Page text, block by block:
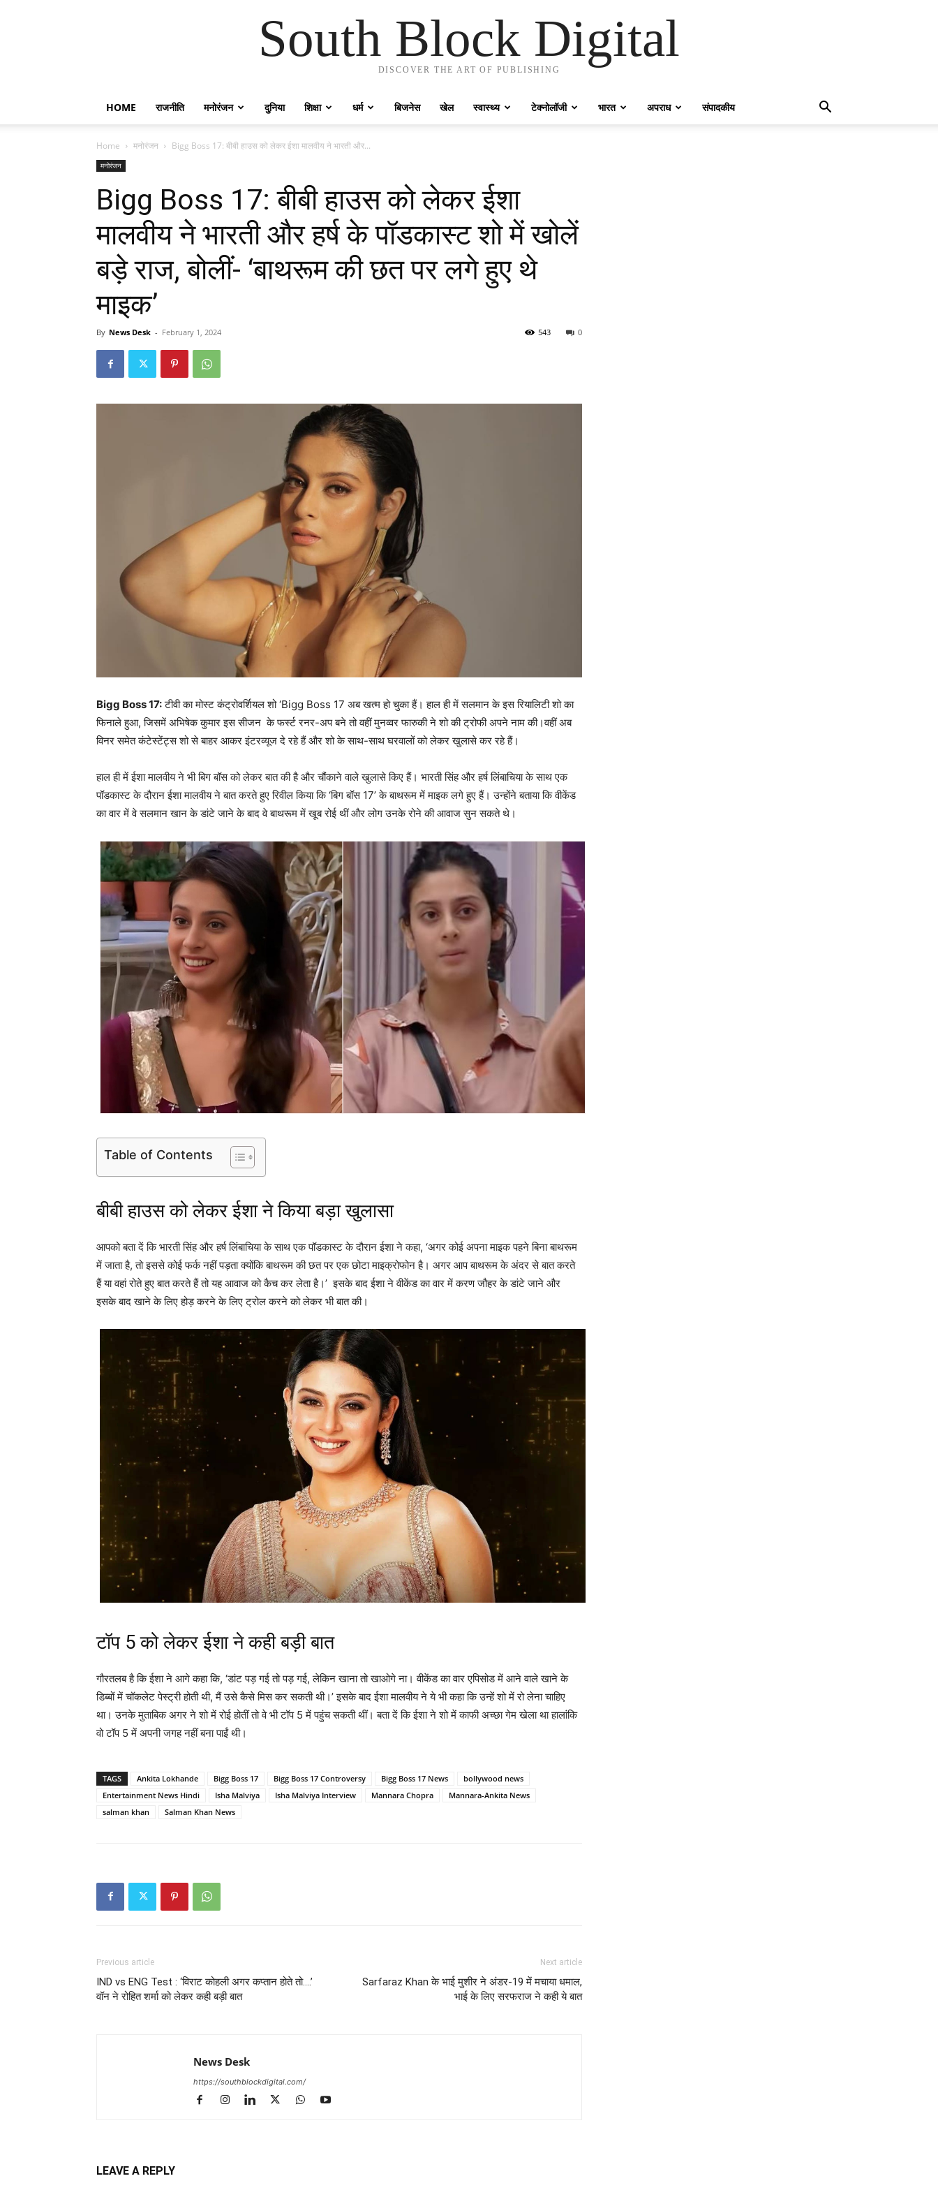
South Block Digital
DISCOVER THE ART OF PUBLISHING
HOME राजनीति मनोरंजन दुनिया शिक्षा धर्म बिजनेस खेल स्वास्थ्य टेक्नोलॉजी भारत अपराध संपादकीय
Home मनोरंजन Bigg Boss 17: बीबी हाउस को लेकर ईशा मालवीय ने भारती और...
मनोरंजन
Bigg Boss 17: बीबी हाउस को लेकर ईशा
मालवीय ने भारती और हर्ष के पॉडकास्ट शो में खोलें
बड़े राज, बोलीं- ‘बाथरूम की छत पर लगे हुए थे
माइक’
By News Desk - February 1, 2024 0
543
Bigg Boss 17:टीवी का मोस्ट कंट्रोवर्शियल शो ‘Bigg Boss 17 अब खत्म हो चुका हैं। हाल ही में सलमान के इस रियालिटी शो का
फिनाले हुआ, जिसमें अभिषेक कुमार इस सीजन के फर्स्ट रनर-अप बने तो वहीं मुनव्वर फारुकी ने शो की ट्रोफी अपने नाम की।वहीं अब
विनर समेत कंटेस्टेंट्स शो से बाहर आकर इंटरव्यूज दे रहे हैं और शो के साथ-साथ घरवालों को लेकर खुलासे कर रहे हैं।
हाल ही में ईशा मालवीय ने भी बिग बॉस को लेकर बात की है और चौंकाने वाले खुलासे किए हैं। भारती सिंह और हर्ष लिंबाचिया के साथ एक
पॉडकास्ट के दौरान ईशा मालवीय ने बात करते हुए रिवील किया कि ‘बिग बॉस 17’ के बाथरूम में माइक लगे हुए हैं। उन्होंने बताया कि वीकेंड
का वार में वे सलमान खान के डांटे जाने के बाद वे बाथरूम में खूब रोई थीं और लोग उनके रोने की आवाज सुन सकते थे।
Table of Contents
बीबी हाउस को लेकर ईशा ने किया बड़ा खुलासा
आपको बता दें कि भारती सिंह और हर्ष लिंबाचिया के साथ एक पॉडकास्ट के दौरान ईशा ने कहा, ‘अगर कोई अपना माइक पहने बिना बाथरूम
में जाता है, तो इससे कोई फर्क नहीं पड़ता क्योंकि बाथरूम की छत पर एक छोटा माइक्रोफोन है। अगर आप बाथरूम के अंदर से बात करते
हैं या वहां रोते हुए बात करते हैं तो यह आवाज को कैच कर लेता है।’ इसके बाद ईशा ने वीकेंड का वार में करण जौहर के डांटे जाने और
इसके बाद खाने के लिए होड़ करने के लिए ट्रोल करने को लेकर भी बात की।
टॉप 5 को लेकर ईशा ने कही बड़ी बात
गौरतलब है कि ईशा ने आगे कहा कि, ‘डांट पड़ गई तो पड़ गई, लेकिन खाना तो खाओगे ना। वीकेंड का वार एपिसोड में आने वाले खाने के
डिब्बों में चॉकलेट पेस्ट्री होती थी, मैं उसे कैसे मिस कर सकती थी।’ इसके बाद ईशा मालवीय ने ये भी कहा कि उन्हें शो में रो लेना चाहिए
था। उनके मुताबिक अगर ने शो में रोई होतीं तो वे भी टॉप 5 में पहुंच सकती थीं। बता दें कि ईशा ने शो में काफी अच्छा गेम खेला था हालांकि
वो टॉप 5 में अपनी जगह नहीं बना पाईं थी।
TAGS Ankita Lokhande Bigg Boss 17 Bigg Boss 17 Controversy Bigg Boss 17 News
bollywood news
Entertainment News Hindi
Isha Malviya Isha Malviya Interview Mannara Chopra
Mannara-Ankita News
salman khan
Salman Khan News
Previous article
IND vs ENG Test : ‘विराट कोहली अगर कप्तान होते तो….’
वॉन ने रोहित शर्मा को लेकर कही बड़ी बात
Next article
Sarfaraz Khan के भाई मुशीर ने अंडर-19 में मचाया धमाल,
भाई के लिए सरफराज ने कही ये बात
News Desk
https://southblockdigital.com/
LEAVE A REPLY